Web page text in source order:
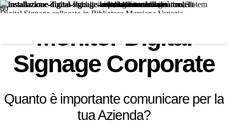
Monitor Digital
Signage Corporate
Quanto è importante comunicare per la
tua Azienda?